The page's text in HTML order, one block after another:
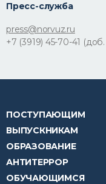
Пресс-служба
press@norvuz.ru
+7 (3919) 45-70-41 (доб.
ПОСТУПАЮЩИМ
ВЫПУСКНИКАМ
ОБРАЗОВАНИЕ
АНТИТЕРРОР
ОБУЧАЮЩИМСЯ